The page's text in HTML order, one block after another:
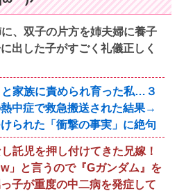
、双子の片方を姉夫婦に養子
出した子がすごく礼儀正しく
と家族に責められ育った私…３
中症で救急搬送された結果→
られた「衝撃の事実」に絶句
託児を押し付けてきた兄嫁！
」と言うので『Gガンダム』を
子が重度の中二病を発症して